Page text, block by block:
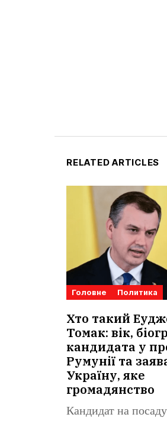
RELATED ARTICLES
Головне Политика
Хто такий
Томак: вік,
кандидата у
Румунії та
Україну, яке
громадянство
Кандидат на